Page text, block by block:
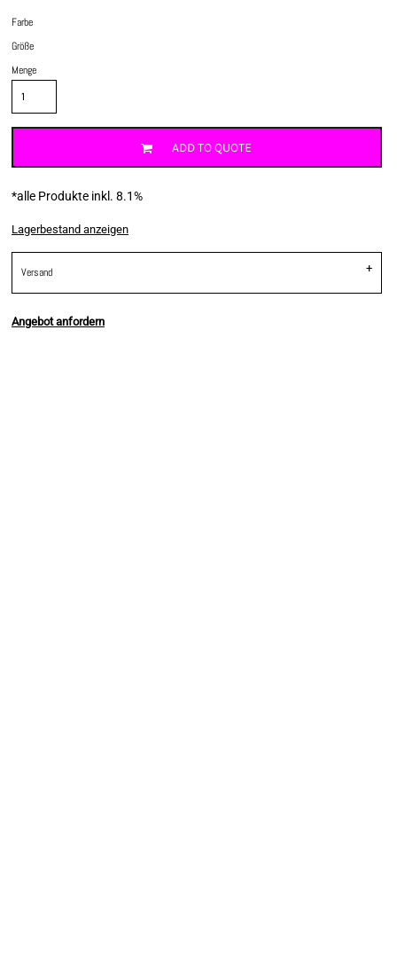
Farbe
Größe
Menge
ADD TO QUOTE
*alle Produkte inkl. 8.1%
Lagerbestand anzeigen
Versand
Angebot anfordern